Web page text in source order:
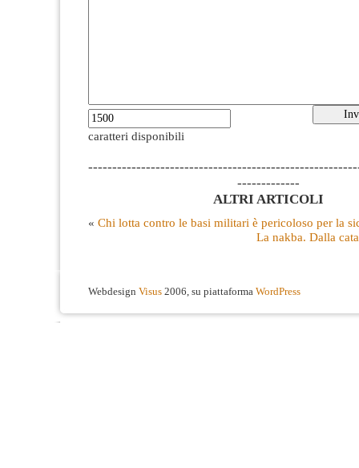
caratteri disponibili
-------------
ALTRI ARTICOLI
« Chi lotta contro le basi militari è pericoloso per la
La nakba. Dalla
Webdesign Visus 2006, su piattaforma WordPress